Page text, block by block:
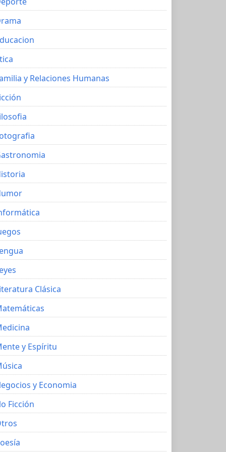
y Relaciones Humanas
Clásica
y Espíritu
y Economia
Ficción